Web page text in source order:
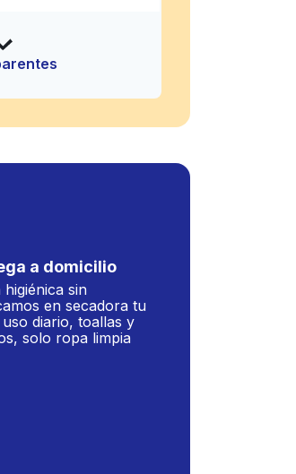
a domicilio
sin
en secadora tu
diario, toallas y
solo ropa limpia